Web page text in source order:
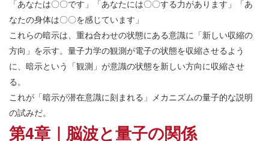
「あなたは〇〇です」「あなたには〇〇する力があります」「あ
なたの身体は〇〇を感じています」
これらの暗示は、重ね合わせの状態にある意識に「新しい収縮の
方向」を示す。量子力学の観測が電子の状態を収縮させるよう
に、暗示という「観測」が意識の状態を新しい方向に収縮させ
る。
これが「暗示が潜在意識に刻まれる」メカニズムの量子的な説明
の試みだ。
第4章｜脳波と量子の関係